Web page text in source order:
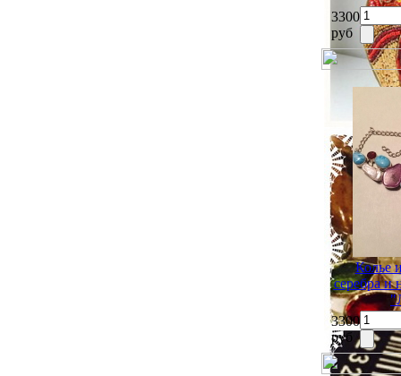
3300
руб
Колье
серебра и
3300
руб